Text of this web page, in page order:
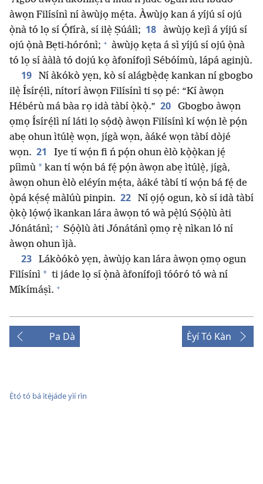
àwọn Filísínì ní àwùjọ mẹ́ta. Àwùjọ kan á yíjú sí ojú
ọ̀nà tó lọ sí Ọ́fírà, sí ilẹ̀ Ṣúálì; 18
àwùjọ kejì á yíjú sí
ojú ọ̀nà Bẹti-hórónì; + àwùjọ kẹta á sì yíjú sí ojú ọ̀nà
tó lọ sí ààlà tó dojú kọ àfonífojì Sébóímù, lápá aginjù.
19
Ní àkókò yẹn, kò sí alágbẹ̀dẹ kankan ní gbogbo
ilẹ̀ Ísírẹ́lì, nítorí àwọn Filísínì ti sọ pé: “Kí àwọn
Hébérù má bàa rọ idà tàbí ọ̀kọ̀.” 20
Gbogbo àwọn
ọmọ Ísírẹ́lì ní láti lọ sọ́dọ̀ àwọn Filísínì kí wọ́n lè pọ́n
abẹ ohun ìtúlẹ̀ wọn, jígà wọn, àáké wọn tàbí dòjé
wọn. 21
Iye tí wọ́n fi ń pọ́n ohun èlò kọ̀ọ̀kan jẹ́
píìmù * kan tí wọ́n bá fẹ́ pọ́n àwọn abẹ ìtúlẹ̀, jígà,
àwọn ohun èlò eléyín mẹ́ta, àáké tàbí tí wọ́n bá fẹ́ de
ọ̀pá kẹ́sẹ́ màlúù pinpin. 22
Ní ọjọ́ ogun, kò sí idà tàbí
ọ̀kọ̀ lọ́wọ́ ìkankan lára àwọn tó wà pẹ̀lú Sọ́ọ̀lù àti
Jónátánì; + Sọ́ọ̀lù àti Jónátánì ọmọ rẹ̀ nìkan ló ní
àwọn ohun ìjà.
23
Lákòókò yẹn, àwùjọ kan lára àwọn ọmọ ogun
Filísínì * ti jáde lọ sí ọ̀nà àfonífojì tóóró tó wà ní
Míkímáṣì. +
Pa Dà Èyí Tó Kàn
Ẹ̀tọ́ tó bá ìtẹ̀jáde yìí rìn